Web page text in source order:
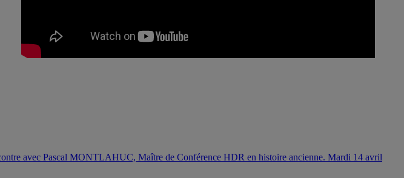
avec Pascal MONTLAHUC, Maître de Conférence HDR en histoire ancienne. Mardi 14 avril